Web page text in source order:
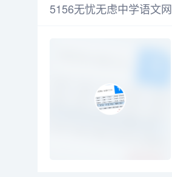
5156无忧无虑中学语文网